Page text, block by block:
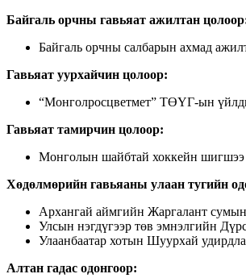
Байгаль орчны гавьяат ажилтан цолоор
Байгаль орчны салбарын ахмад
Гавьяат уурхайчин цолоор:
“Монголросцветмет” ТӨҮГ-ын
Гавьяат тамирчин цолоор:
Монголын шайбтай хоккейн шигшээ
Хөдөлмөрийн гавьяаны улаан тугийн
Архангай аймгийн Жаргалант
Улсын нэгдүгээр төв эмнэлгийн
Улаанбаатар хотын Шуурхай
Алтан гадас одонгоор: